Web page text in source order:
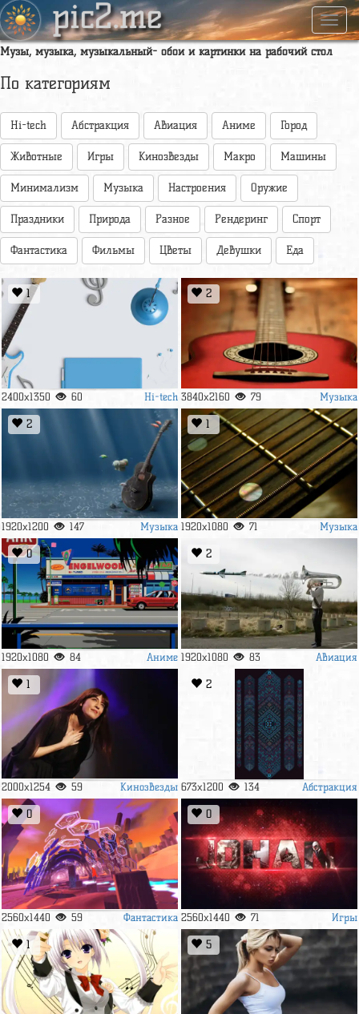
pic2.me
Музы, музыка, музыкальный- обои и картинки на рабочий стол
По категориям
Hi-tech Абстракция Авиация Аниме Город
Животные Игры Кинозвезды Макро Машины
Минимализм Музыка Настроения Оружие
Праздники Природа Разное Рендеринг Спорт
Фантастика Фильмы Цветы Девушки Еда
1
2400x1350 60 Hi-tech
2
3840x2160 79 Музыка
2
1920x1200 147 Музыка
1
1920x1080 71 Музыка
0
1920x1080 84 Аниме
2
1920x1080 83 Авиация
1
2000x1254 59 Кинозвезды
2
673x1200 134 Абстракция
0
2560x1440 59 Фантастика
0
2560x1440 71 Игры
1 5